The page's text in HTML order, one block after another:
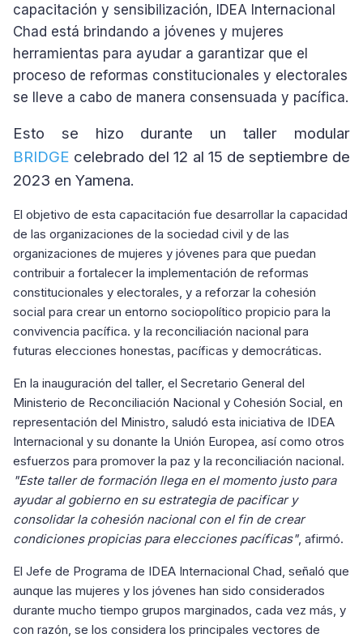
capacitación y sensibilización, IDEA Internacional
Chad está brindando a jóvenes y mujeres
herramientas para ayudar a garantizar que el
proceso de reformas constitucionales y electorales
se lleve a cabo de manera consensuada y pacífica.
Esto se hizo durante un taller modular
BRIDGE celebrado del 12 al 15 de septiembre de
2023 en Yamena.
El objetivo de esta capacitación fue desarrollar la capacidad
de las organizaciones de la sociedad civil y de las
organizaciones de mujeres y jóvenes para que puedan
contribuir a fortalecer la implementación de reformas
constitucionales y electorales, y a reforzar la cohesión
social para crear un entorno sociopolítico propicio para la
convivencia pacífica. y la reconciliación nacional para
futuras elecciones honestas, pacíficas y democráticas.
En la inauguración del taller, el Secretario General del
Ministerio de Reconciliación Nacional y Cohesión Social, en
representación del Ministro, saludó esta iniciativa de IDEA
Internacional y su donante la Unión Europea, así como otros
esfuerzos para promover la paz y la reconciliación nacional.
"Este taller de formación llega en el momento justo para
ayudar al gobierno en su estrategia de pacificar y
consolidar la cohesión nacional con el fin de crear
condiciones propicias para elecciones pacíficas", afirmó.
El Jefe de Programa de IDEA Internacional Chad, señaló que
aunque las mujeres y los jóvenes han sido considerados
durante mucho tiempo grupos marginados, cada vez más, y
con razón, se los considera los principales vectores de